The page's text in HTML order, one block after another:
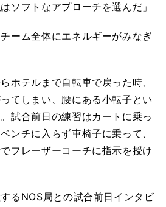
ソフトなアプローチを選んだ」
ーム全体にエネルギーがみなぎ
ホテルまで自転車で戻った時、
てしまい、腰にある小転子とい
試合前日の練習はカートに乗っ
ンチに入らず車椅子に乗って、
フレーザーコーチに指示を授け
るNOS局との試合前日インタビ